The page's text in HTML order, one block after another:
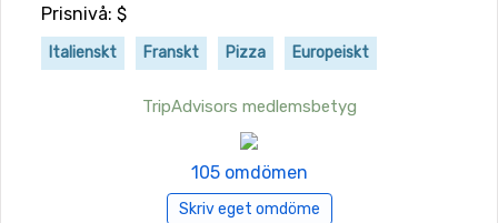
Prisnivå: $
Italienskt Franskt Pizza Europeiskt
TripAdvisors medlemsbetyg
105 omdömen
Skriv eget omdöme